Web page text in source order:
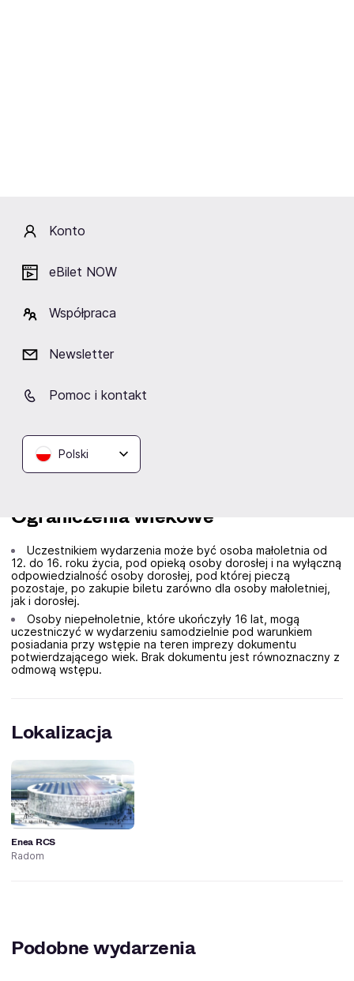
Konto
eBilet NOW
Współpraca
Newsletter
Pomoc i kontakt
Polski
oficjalnych kanałach FAME w mediach
gotowy na kolejne emocje.
dedykowane wejście z osobną kolejką,
najlepsza widoczność w najbliższych rzędach od oktagonu
– samego centrum akcji.
Ograniczenia wiekowe
Uczestnikiem wydarzenia może być osoba małoletnia od
12. do 16. roku życia, pod opieką osoby dorosłej i na wyłączną
odpowiedzialność osoby dorosłej, pod której pieczą
pozostaje, po zakupie biletu zarówno dla osoby małoletniej,
jak i dorosłej.
Osoby niepełnoletnie, które ukończyły 16 lat, mogą
uczestniczyć w wydarzeniu samodzielnie pod warunkiem
posiadania przy wstępie na teren imprezy dokumentu
potwierdzającego wiek. Brak dokumentu jest równoznaczny z
odmową wstępu.
Lokalizacja
Enea RCS
Radom
Podobne wydarzenia